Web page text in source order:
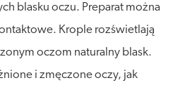
blasku oczu. Preparat można
Krople rozświetlają
oczom naturalny blask.
i zmęczone oczy, jak